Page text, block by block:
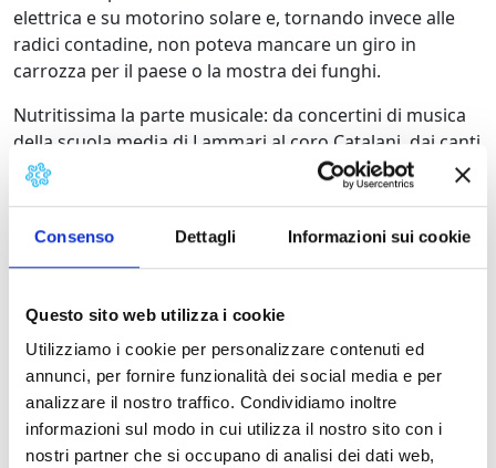
Consenso Dettagli Informazioni sui cookie
Questo sito web utilizza i cookie
Utilizziamo i cookie per personalizzare contenuti ed
annunci, per fornire funzionalità dei social media e per
analizzare il nostro traffico. Condividiamo inoltre
informazioni sul modo in cui utilizza il nostro sito con i
nostri partner che si occupano di analisi dei dati web,
elettrica e su motorino solare e, tornando invece alle
radici contadine, non poteva mancare un giro in
carrozza per il paese o la mostra dei funghi.
Nutritissima la parte musicale: da concertini di musica
della scuola media di Lammari al coro Catalani, dai canti
popolari del duo Sanguigni-Giannotti all’evento
giovanile clou dei due giorni, sabato alle 21.30: il
che alla musica eseguita accompagnano un
allestimento del palco ricco di luci e vari oggetti kitsch,
come un circo itinerante. La musica e le canzoni sono
soprattutto quelle di Vinicio Capossela. Canzoni dove
non si raccontano soltanto storie, ma in cui la
Naitorkestra, muovendosi con disinvoltura e con una
propria personalità, riesce quasi a dipingere la
scenografia delle canzoni eseguite.